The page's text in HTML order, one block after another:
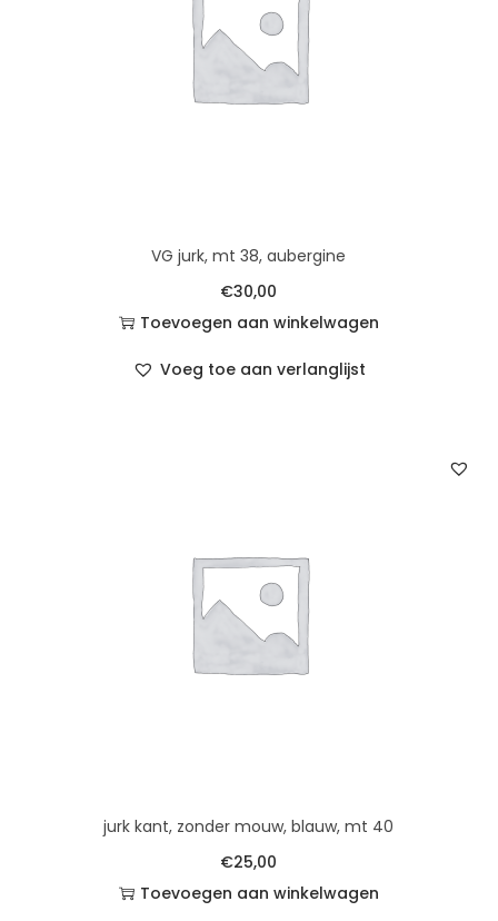
VG jurk, mt 38, aubergine
€30,00
Toevoegen aan winkelwagen
Voeg toe aan verlanglijst
jurk kant, zonder mouw, blauw, mt 40
€25,00
Toevoegen aan winkelwagen